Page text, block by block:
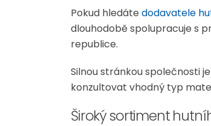
Pokud hledáte dodavatele
dlouhodobě spolupracuje s
republice.
Silnou stránkou společnosti
konzultovat vhodný typ
Široký sortiment